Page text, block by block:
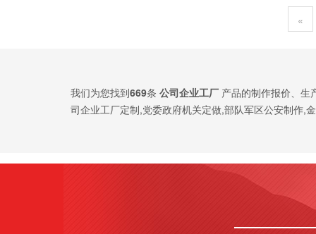
«
我们为您找到669条 公司企业工厂 产品的制作报价、生
司企业工厂定制,党委政府机关定做,部队军区公安制作,